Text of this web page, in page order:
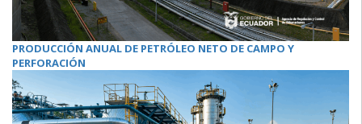
PRODUCCIÓN ANUAL DE PETRÓLEO NETO DE CAMPO Y
PERFORACIÓN